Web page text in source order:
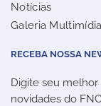
Notícias
Galeria Multimídia
RECEBA NOSSA
Digite seu
novidades do